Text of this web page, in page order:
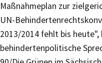
Maßnahmeplan zur
UN-
2013/2014 fehlt bis
behindertenpolitische